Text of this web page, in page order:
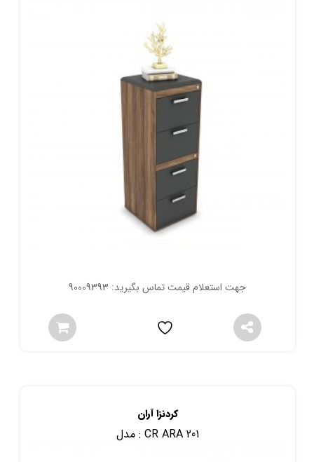
جهت استعلام قیمت تماس بگیرید: 90009393
کردنزا آران
مدل : CR ARA 201